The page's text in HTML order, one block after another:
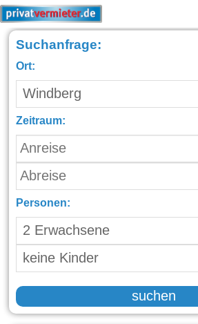
Suchanfrage:
Ort:
Zeitraum:
Personen:
suchen